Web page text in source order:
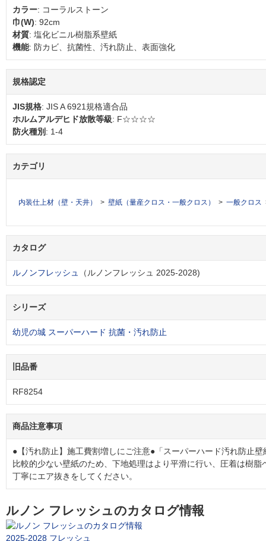
カラー: コーラルストーン
巾(W): 92cm
材質: 塩化ビニル樹脂系壁紙
機能: 防カビ、抗菌性、汚れ防止、表面強化
規格認定
JIS規格: JIS A 6921規格適合品
ホルムアルデヒド放散等級: F☆☆☆☆
防火種別 : 1-4
カテゴリ
内装仕上材（壁・天井） 壁紙（量産クロス・一般クロス） 一般クロス
カタログ
ルノンフレッシュ （ルノンフレッシュ 2025-2028)
シリーズ
幼児の城 スーパーハード 抗菌・汚れ防止
旧品番
RF8254
商品注意事項
●【汚れ防止】施工費割増しにご注意●「スーパーハード汚れ防止
比較的少ない壁紙のため、下地処理はより平滑に行い、圧着は樹脂
丁寧にエア抜きをしてください。
ルノン フレッシュのカタログ情報
2025-2028 フレッシュ